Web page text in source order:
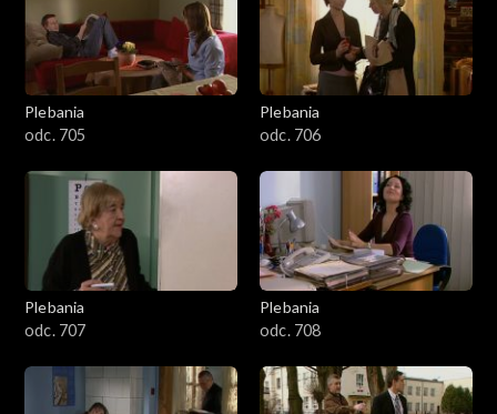
801-900
901-1000
1001-1100
1101-1200
1201-1300
1301-1400
1501-1600
Plebania
odc. 705
Plebania
odc. 706
Plebania
odc. 707
Plebania
odc. 708